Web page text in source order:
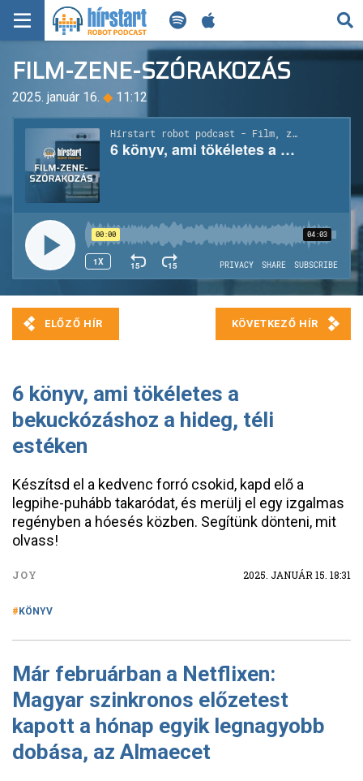
KERESÉS
KEZDŐLAP
FRISS HÍREK
TECH HÍREK
FILM-ZENE-SZÓRAKOZÁS
PLAYLIST
MI AZ A ROBOT PODCAST?
FILM-ZENE-SZÓRAKOZÁS
2025. január 16. ◆ 11:12
6 könyv, ami tökéletes a
bekuckózáshoz a hideg, téli
estéken
Készítsd el a kedvenc forró csokid, kapd elő a
legpihe-puhább takaródat, és merülj el egy izgalmas
regényben a hóesés közben. Segítünk dönteni, mit
olvass!
JOY 2025. JANUÁR 15. 18:31
KÖNYV
Már februárban a Netflixen:
Magyar szinkronos előzetest
kapott a hónap egyik legnagyobb
dobása, az Almaecet